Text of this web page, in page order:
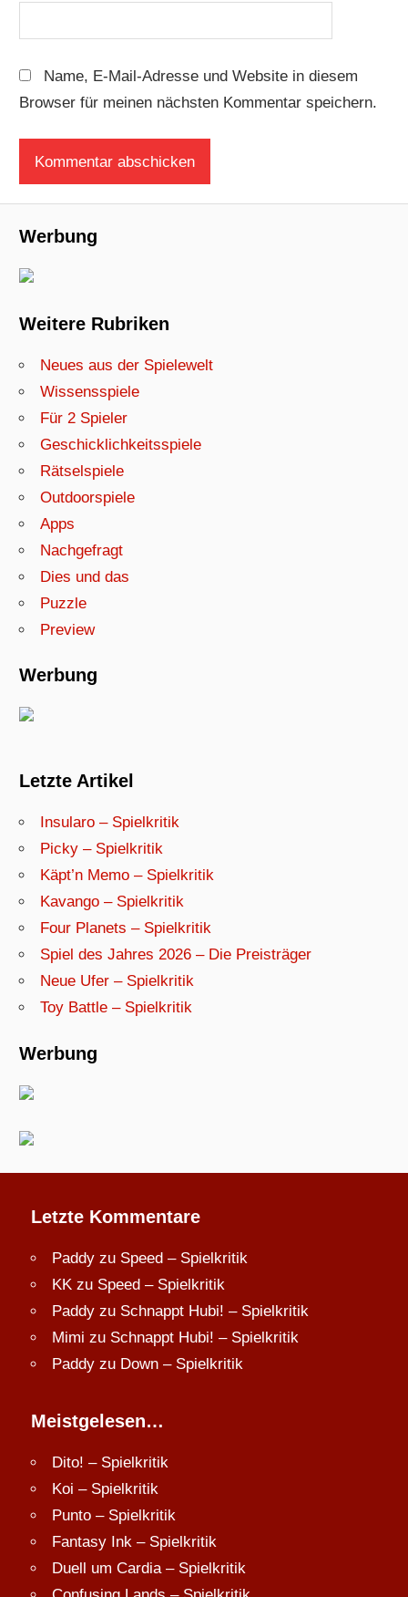
Name, E-Mail-Adresse und Website in diesem
Browser für meinen nächsten Kommentar speichern.
Werbung
Weitere Rubriken
Neues aus der Spielewelt
Wissensspiele
Für 2 Spieler
Geschicklichkeitsspiele
Rätselspiele
Outdoorspiele
Apps
Nachgefragt
Dies und das
Puzzle
Preview
Werbung
Letzte Artikel
Insularo – Spielkritik
Picky – Spielkritik
Käpt’n Memo – Spielkritik
Kavango – Spielkritik
Four Planets – Spielkritik
Spiel des Jahres 2026 – Die Preisträger
Neue Ufer – Spielkritik
Toy Battle – Spielkritik
Werbung
Letzte Kommentare
Paddy zu Speed – Spielkritik
KK zu Speed – Spielkritik
Paddy zu Schnappt Hubi! – Spielkritik
Mimi zu Schnappt Hubi! – Spielkritik
Paddy zu Down – Spielkritik
Meistgelesen…
Dito! – Spielkritik
Koi – Spielkritik
Punto – Spielkritik
Fantasy Ink – Spielkritik
Duell um Cardia – Spielkritik